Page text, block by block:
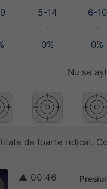
5-14 6-10
- -
0% 0%
Nu se
de foarte ridicat.
▲ 00:46